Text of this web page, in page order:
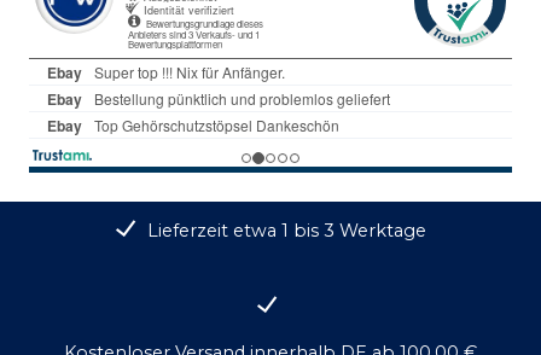
Lieferzeit etwa 1 bis 3 Werktage